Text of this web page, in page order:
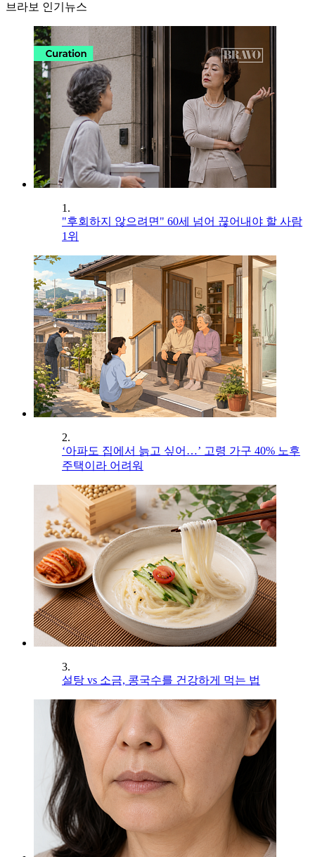
브라보 인기뉴스
1.
"후회하지 않으려면" 60세 넘어 끊어내야 할 사람
1위
2.
‘아파도 집에서 늙고 싶어…’ 고령 가구 40% 노후
주택이라 어려워
3.
설탕 vs 소금, 콩국수를 건강하게 먹는 법